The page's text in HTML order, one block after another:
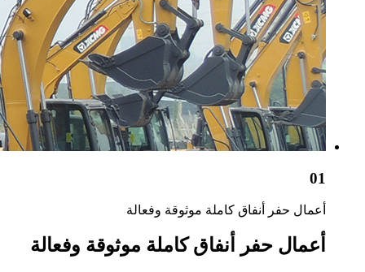
01
أعمال حفر أنفاق كاملة موثوقة وفعالة
أعمال حفر أنفاق كاملة موثوقة وفعالة